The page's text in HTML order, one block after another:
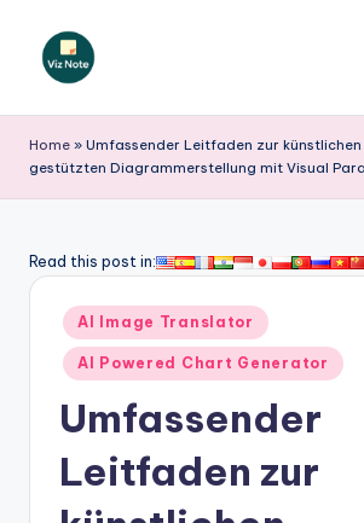
iz
N
t
m
Home » Umfassender Leitfaden zur
gestützten Diagrammerstellung mit Visual
Read this post in:
Posted
in
AI Image Translator
AI Powered Chart Generator
Umfassender
Leitfaden zur